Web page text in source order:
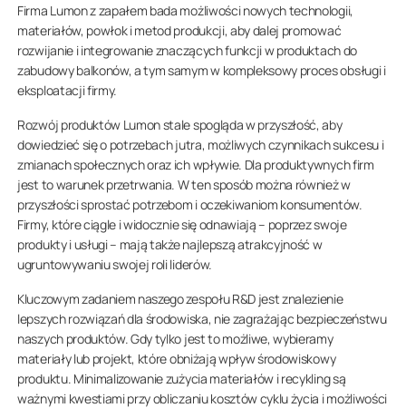
Firma Lumon z zapałem bada możliwości nowych technologii,
materiałów, powłok i metod produkcji, aby dalej promować
rozwijanie i integrowanie znaczących funkcji w produktach do
zabudowy balkonów, a tym samym w kompleksowy proces obsługi i
eksploatacji firmy.
Rozwój produktów Lumon stale spogląda w przyszłość, aby
dowiedzieć się o potrzebach jutra, możliwych czynnikach sukcesu i
zmianach społecznych oraz ich wpływie. Dla produktywnych firm
jest to warunek przetrwania. W ten sposób można również w
przyszłości sprostać potrzebom i oczekiwaniom konsumentów.
Firmy, które ciągle i widocznie się odnawiają – poprzez swoje
produkty i usługi – mają także najlepszą atrakcyjność w
ugruntowywaniu swojej roli liderów.
Kluczowym zadaniem naszego zespołu R&D jest znalezienie
lepszych rozwiązań dla środowiska, nie zagrażając bezpieczeństwu
naszych produktów. Gdy tylko jest to możliwe, wybieramy
materiały lub projekt, które obniżają wpływ środowiskowy
produktu. Minimalizowanie zużycia materiałów i recykling są
ważnymi kwestiami przy obliczaniu kosztów cyklu życia i możliwości